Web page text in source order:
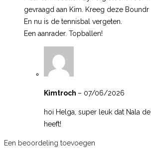
gevraagd aan Kim. Kreeg deze Boundr
En nu is de tennisbal vergeten.
Een aanrader. Topballen!
Kimtroch – 07/06/2026
hoi Helga, super leuk dat Nala
heeft!
Een beoordeling toevoegen